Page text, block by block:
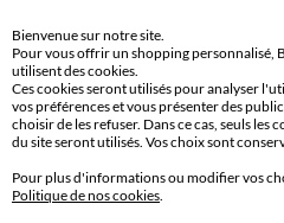
conditions dans votre
Téléchargez
Bienvenue sur notre site.
Pour vous offrir un shopping personnalisé,
utilisent des cookies.
Ces cookies seront utilisés pour analyser
vos préférences et vous présenter des
choisir de les refuser. Dans ce cas, seuls
du site seront utilisés. Vos choix sont
Pour plus d'informations ou modifier vos
Politique de nos cookies